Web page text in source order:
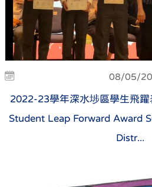
08/05/
2022-23學年深水埗區學生飛
Student Leap Forward Award
Distr...